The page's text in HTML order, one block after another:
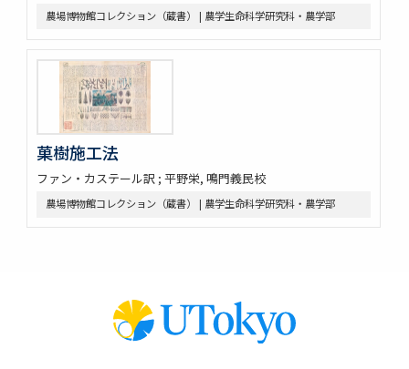
農場博物館コレクション（蔵書） | 農学生命科学研究科・農学部
菓樹施工法
ファン・カステール訳 ; 平野栄, 鳴門義民校
農場博物館コレクション（蔵書） | 農学生命科学研究科・農学部